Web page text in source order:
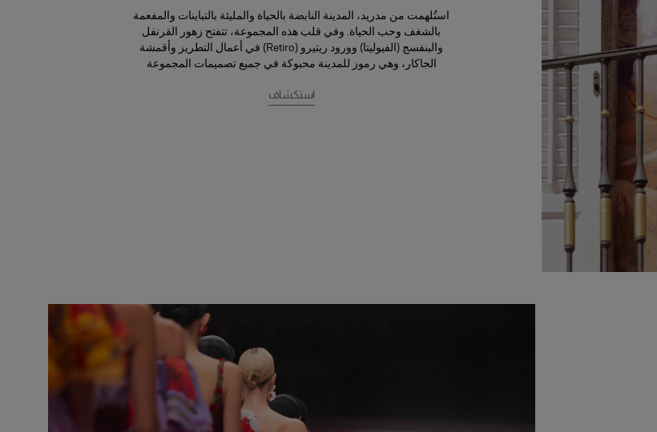
استُلهمت من مدريد، المدينة النابضة بالحياة والمليئة بالتباينات والمفعمة
بالشغف وحب الحياة. وفي قلب هذه المجموعة، تتفتح زهور القرنفل
والبنفسج (الفيوليتا) وورود ريتيرو (Retiro) في أعمال التطريز وأقمشة
الجاكار، وهي رموز للمدينة محبوكة في جميع تصميمات المجموعة
استكشاف